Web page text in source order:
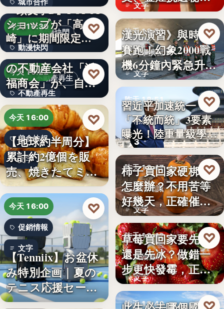
城市合作
文字
モーシ…
動漫快閃
今天 16:30
動漫快閃
366
『頭文字D』POPUP
ショップが「高
崎」に期間限定で
登場…
♡
不動產再生
今天 16:22
不動產再生
文字
1970年創業の長崎
の不動産会社「浜
福商会」が、自ら
再生…
♡
今天 16:00
美食快報
文字
【地球約半周分】
累計約2億個を販
売、焼きたてミニ
クロワッ…
♡
今天 16:00
促銷情報
文字
【Tenniix】お盆休
み特別企画｜夏の
テニス応援セー
ル…
♡
文字
曝光，買回…
昨天 18:53
軍事演習
文字
漢光演習》與時間
賽跑！幻象2000戰
機6分鐘內緊急升
空…
♡
昨天 18:51
兩岸政治
3
習近平加速統一？
「不統而統」3要素
曝光！陸重量級學者
朱衛…
♡
昨天 18:47
生活知識
文字
柿子買回家硬梆梆
怎麼辦？不用苦等
好幾天，正確催熟
方法一次…
♡
昨天 18:42
食物保存
文字
草莓買回家要先洗
還是先冰？做錯一
步更快發霉，正確
保存方式…
♡
昨天 18:40